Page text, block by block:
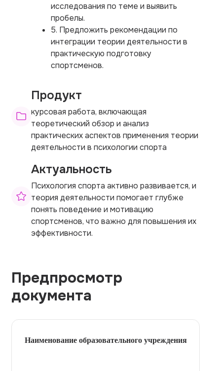
исследования по теме и выявить
пробелы.
5. Предложить рекомендации по
интеграции теории деятельности в
практическую подготовку
спортсменов.
Продукт
курсовая работа, включающая
теоретический обзор и анализ
практических аспектов применения теории
деятельности в психологии спорта
Актуальность
Психология спорта активно развивается, и
теория деятельности помогает глубже
понять поведение и мотивацию
спортсменов, что важно для повышения их
эффективности.
Предпросмотр
документа
Наименование образовательного учреждения